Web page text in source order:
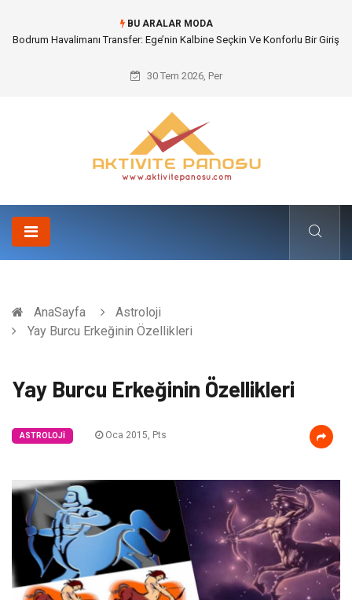
BU ARALAR MODA
Kyocera Fotokopi Teknik Servis Desteği ile Ağ Güvenliği ve Siber
30 Tem 2026, Per
AnaSayfa
Astroloji
Yay Burcu Erkeğinin Özellikleri
Yay Burcu Erkeğinin Özellikleri
ASTROLOJI Oca 2015, Pts